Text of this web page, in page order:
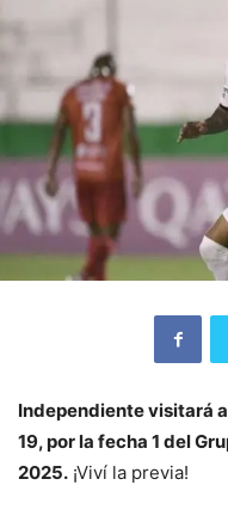
Independiente visitará
19, por la fecha 1 del
2025. ¡Viví la previa!